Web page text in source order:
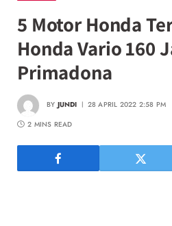
5 Motor Honda
Honda Vario 160
Primadona
BY JUNDI 28 APRIL 2022 2:58 PM
2 MINS READ